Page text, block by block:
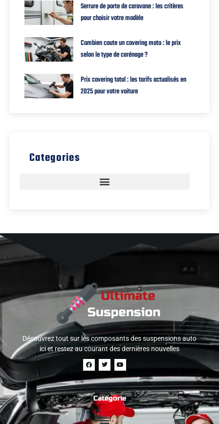
Serrure de porte de caravane : les critères
pour choisir votre modèle
Combien coute un covering moto : le prix
selon le type de carénage ?
Prix covering total : les tarifs actualisés en
2025 pour votre voiture
Categories
Découvrez tout sur les composants des suspensions auto
ici et restez au courant des dernières nouvelles
Catégorie